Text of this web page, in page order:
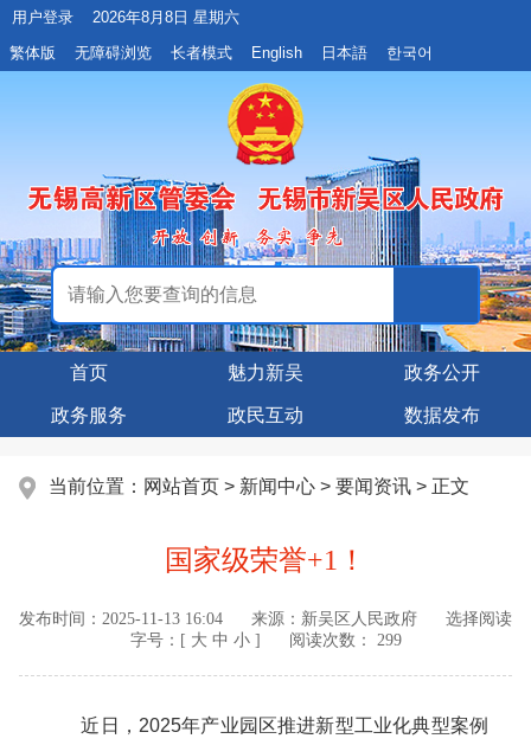
用户登录
2026年8月8日 星期六
繁体版
无障碍浏览 长者模式 English 日本語 한국어
首页 魅力新吴 政务公开
政务服务 政民互动 数据发布
当前位置： 网站首页 > 新闻中心 > 要闻资讯 > 正文
国家级荣誉+1！
发布时间： 2025-11-13 16:04 来源： 新吴区人民政府
选择阅读
字号：[ 大 中 小] 阅读次数： 299
近日，2025年产业园区推进新型工业化典型案例